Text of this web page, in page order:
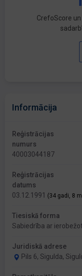
CrefoScore
Informācija
Reģistrācijas
numurs
40003044187
Reģistrācijas
datums
03.12.1991 (34 gadi, 8
Tiesiskā forma
Sabiedrība ar
Juridiskā adrese
Pils 6, Sigulda,